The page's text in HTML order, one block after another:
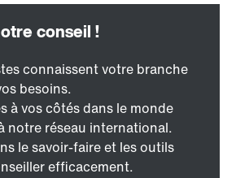
connaissent votre branche
besoins.
à vos côtés dans le monde
notre réseau international.
le savoir-faire et les outils
efficacement.